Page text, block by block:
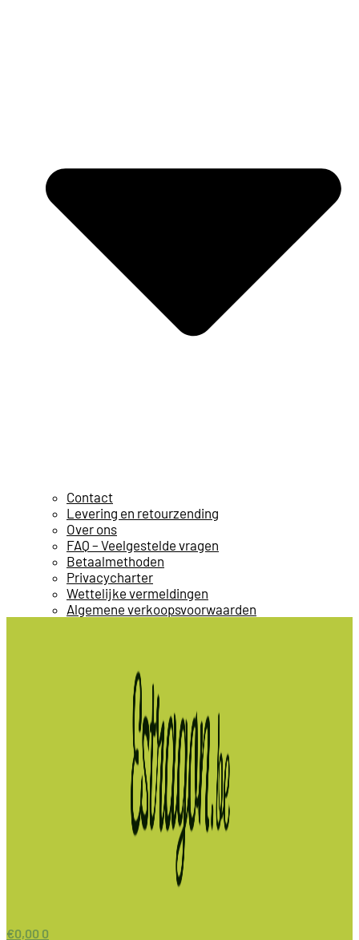
Contact
Levering en retourzending
Over ons
FAQ – Veelgestelde vragen
Betaalmethoden
Privacycharter
Wettelijke vermeldingen
Algemene verkoopsvoorwaarden
€0,00 0